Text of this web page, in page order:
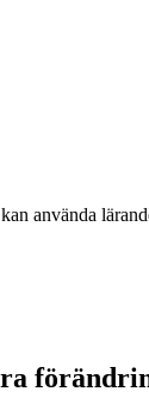
använda